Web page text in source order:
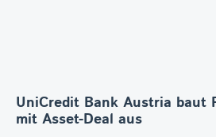
UniCredit Bank Austria baut
mit Asset-Deal aus